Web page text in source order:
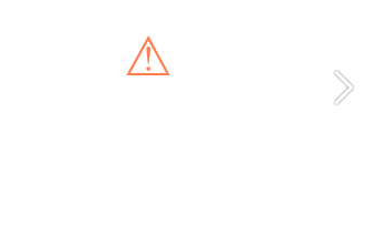
⚠